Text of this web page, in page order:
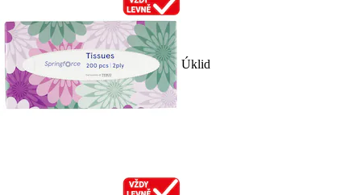
Úklid